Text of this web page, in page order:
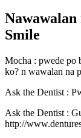
Nawawalan
Smile
Mocha : pwede po
ko? n wawalan na
Ask the Dentist :
Ask the Dentist :
http://